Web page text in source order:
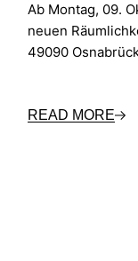
Ab Montag, 09.
neuen
49090
READ MORE